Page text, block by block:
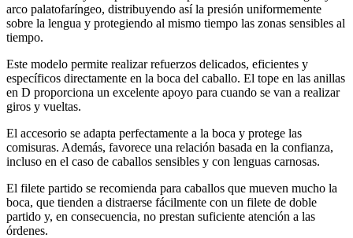
arco palatofaríngeo, distribuyendo así la presión uniformemente
sobre la lengua y protegiendo al mismo tiempo las zonas sensibles al
tiempo.
Este modelo permite realizar refuerzos delicados, eficientes y
específicos directamente en la boca del caballo. El tope en las anillas
en D proporciona un excelente apoyo para cuando se van a realizar
giros y vueltas.
El accesorio se adapta perfectamente a la boca y protege las
comisuras. Además, favorece una relación basada en la confianza,
incluso en el caso de caballos sensibles y con lenguas carnosas.
El filete partido se recomienda para caballos que mueven mucho la
boca, que tienden a distraerse fácilmente con un filete de doble
partido y, en consecuencia, no prestan suficiente atención a las
órdenes.